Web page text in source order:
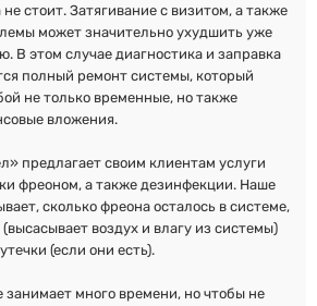
стоит. Затягивание с визитом, а также
может значительно ухудшить уже
В этом случае диагностика и заправка
полный ремонт системы, который
не только временные, но также
вложения.
предлагает своим клиентам услуги
фреоном, а также дезинфекции. Наше
сколько фреона осталось в системе,
воздух и влагу из системы)
(если они есть).
много времени, но чтобы не